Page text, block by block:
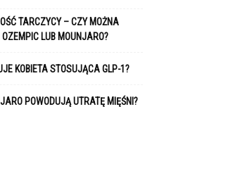
TARCZYCY – CZY MOŻNA
LUB MOUNJARO?
KOBIETA STOSUJĄCA GLP-1?
POWODUJĄ UTRATĘ MIĘŚNI?